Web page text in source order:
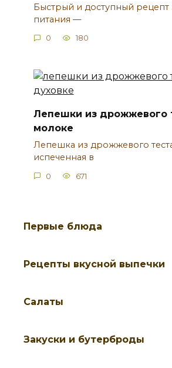
Быстрый и доступный рецепт
питания —
0 180
Лепешки из дрожжевого
молоке
Лепешка из дрожжевого
испеченная в
0 671
Первые блюда
Рецепты вкусной выпечки
Салаты
Закуски и бутерброды